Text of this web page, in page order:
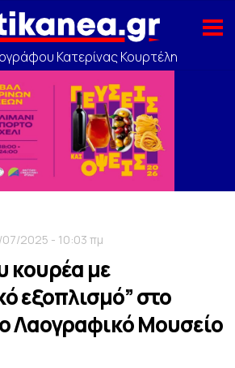
Κατερίνας Κουρτέλη
07/2025 - 10:03 πμ
κουρέα με
εξοπλισμό” στο
Λαογραφικό Μουσείο